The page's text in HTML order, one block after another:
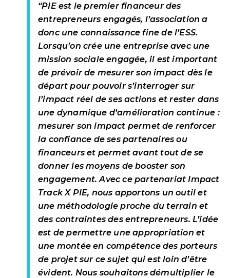
“PIE est le premier financeur des
entrepreneurs engagés, l’association a
donc une connaissance fine de l’ESS.
Lorsqu’on crée une entreprise avec une
mission sociale engagée, il est important
de prévoir de mesurer son impact dès le
départ pour pouvoir s’interroger sur
l’impact réel de ses actions et rester dans
une dynamique d’amélioration continue :
mesurer son impact permet de renforcer
la confiance de ses partenaires ou
financeurs et permet avant tout de se
donner les moyens de booster son
engagement. Avec ce partenariat Impact
Track X PIE, nous apportons un outil et
une méthodologie proche du terrain et
des contraintes des entrepreneurs. L’idée
est de permettre une appropriation et
une montée en compétence des porteurs
de projet sur ce sujet qui est loin d’être
évident. Nous souhaitons démultiplier le